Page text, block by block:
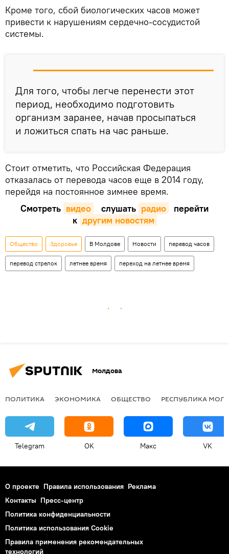
Кроме того, сбой биологических часов может
привести к нарушениям сердечно-сосудистой
системы.
Для того, чтобы легче перенести этот
период, необходимо подготовить
организм заранее, начав просыпаться
и ложиться спать на час раньше.
Стоит отметить, что Российская Федерация
отказалась от перевода часов еще в 2014 году,
перейдя на постоянное зимнее время.
Смотреть видео слушать радио
перейти
к другим новостям
Общество Здоровье В Молдове Новости перевод часов
перевод стрелок летнее время переход на летнее время
Молдова
ПОЛИТИКА ЭКОНОМИКА ОБЩЕСТВО РЕСПУБЛИКА
Telegram OK Макс VK
О проекте Правила использования Реклама
Контакты Пресс-центр
Политика конфиденциальности
Политика использования Cookie
Правила применения рекомендательных
технологий